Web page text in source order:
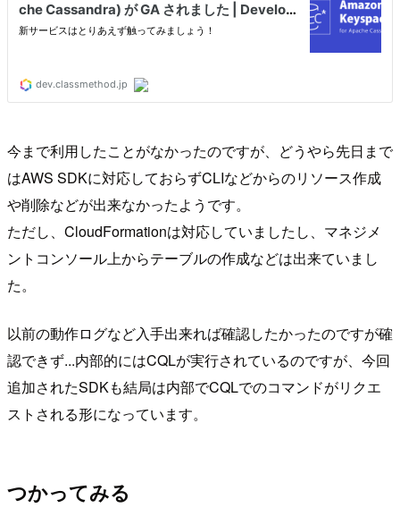
今まで利用したことがなかったのですが、どうやら先日まで
はAWS SDKに対応しておらずCLIなどからのリソース作成
や削除などが出来なかったようです。
ただし、CloudFormationは対応していましたし、マネジメ
ントコンソール上からテーブルの作成などは出来ていまし
た。
以前の動作ログなど入手出来れば確認したかったのですが確
認できず...内部的にはCQLが実行されているのですが、今回
追加されたSDKも結局は内部でCQLでのコマンドがリクエ
ストされる形になっています。
つかってみる